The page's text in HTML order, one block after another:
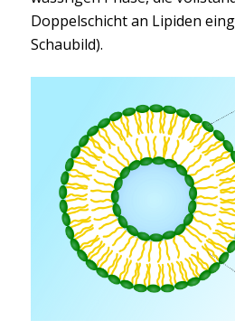
Doppelschicht an Lipiden
Schaubild).